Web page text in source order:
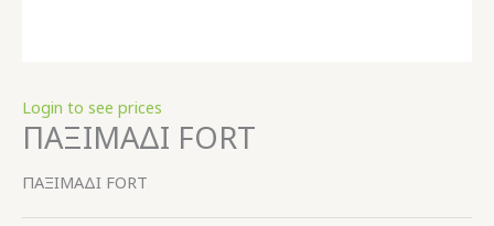
Login to see prices
ΠΑΞΙΜΑΔΙ FORT
ΠΑΞΙΜΑΔΙ FORT